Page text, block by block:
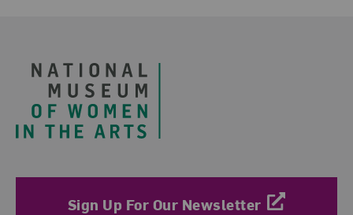
Sign Up For Our Newsletter